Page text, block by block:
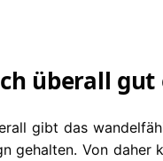
überall gut
gibt das
Von